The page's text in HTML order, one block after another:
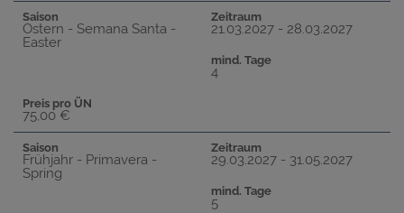
Saison
Ostern - Semana Santa -
Easter
Zeitraum
21.03.2027 - 28.03.2027
mind. Tage
4
Preis pro ÜN
75,00 €
Saison
Frühjahr - Primavera -
Spring
Zeitraum
29.03.2027 - 31.05.2027
mind. Tage
5